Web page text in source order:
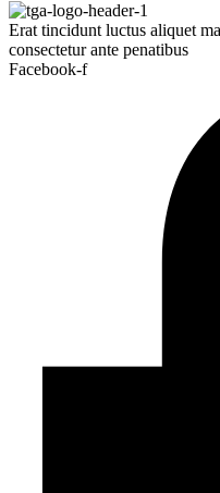
Erat tincidunt luctus aliquet
consectetur ante penatibus
Facebook-f